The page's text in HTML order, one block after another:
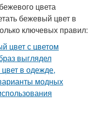
цвета
бежевый цвет в
ключевых правил: